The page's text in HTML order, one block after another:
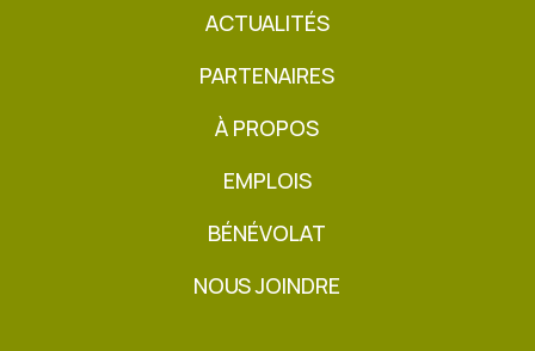
ACTUALITÉS
PARTENAIRES
À PROPOS
EMPLOIS
BÉNÉVOLAT
NOUS JOINDRE